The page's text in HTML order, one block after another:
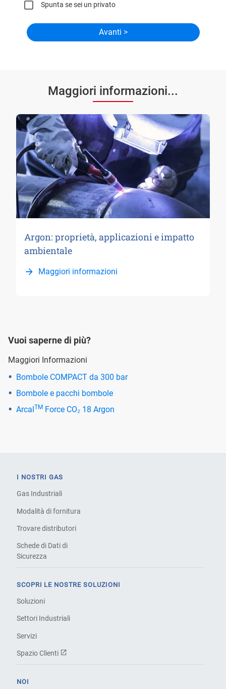
Spunta se sei un privato
Maggiori informazioni...
Argon: proprietà, applicazioni e impatto
ambientale
Maggiori informazioni
Vuoi saperne di più?
Maggiori Informazioni
Bombole COMPACT da 300 bar
Bombole e pacchi bombole
Arcal TM Force CO₂ 18 Argon
I NOSTRI GAS
Gas Industriali
Modalità di fornitura
Trovare distributori
Schede di Dati di
Sicurezza
SCOPRI LE NOSTRE SOLUZIONI
Soluzioni
Settori Industriali
Servizi
Spazio Clienti
NOI